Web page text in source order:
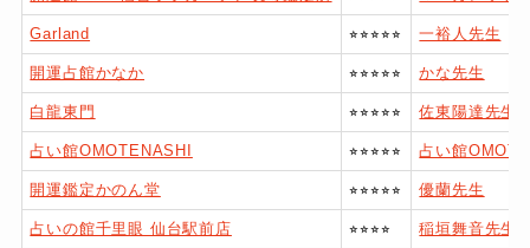
Garland ⭐︎⭐︎⭐︎⭐︎⭐︎ 一裕人先生
開運占館かなか ⭐︎⭐︎⭐︎⭐︎⭐︎ かな先生
白龍東門 ⭐︎⭐︎⭐︎⭐︎⭐︎ 佐東陽達先生
占い館OMOTENASHI ⭐︎⭐︎⭐︎⭐︎⭐︎ 占い館
開運鑑定かのん堂 ⭐︎⭐︎⭐︎⭐︎⭐︎ 優蘭先生
占いの館千里眼 仙台駅前店 ⭐︎⭐︎⭐︎⭐︎ 稲垣舞音先生